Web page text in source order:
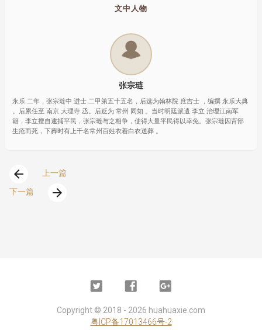
文中人物
张宗琏
永乐 二年，张宗琏中 进士 二甲第五十五名，后选为翰林院 庶吉士 ，编撰 永乐大典
。后累任至 南京 大理寺 丞。后贬为 常州 同知 。当时明廷派遣 李立 治理江南军
籍，李立擅自逮捕平民，张宗琏与之相争，使得大量平民得以幸免。张宗琏因背部
生疮而死，下葬时有上千名常州百姓衣着白衣送葬 。
arrow_back
上一篇
下一篇
arrow_forward
Twitter FacebookGoogle
Copyright © 2018 - 2026 huahuaxie.com
粤ICP备17013466号-2